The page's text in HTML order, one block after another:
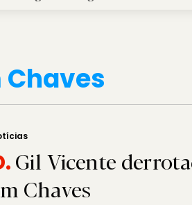
Gil Vicente
Chaves